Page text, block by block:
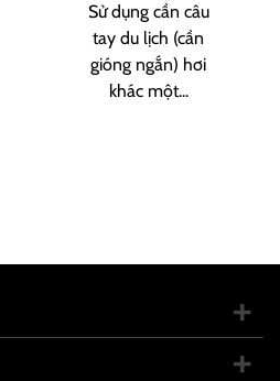
Sử dụng cần câu
tay du lịch (cần
gióng ngắn) hơi
khác một...